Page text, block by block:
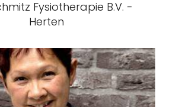
Fysiotherapie B.V. -
Herten